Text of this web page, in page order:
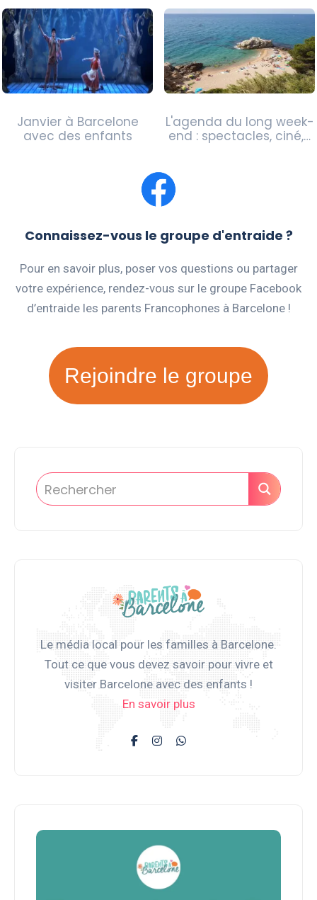
Janvier à Barcelone
avec des enfants
L'agenda du long week-
end : spectacles, ciné,…
Connaissez-vous le groupe d'entraide ?
Pour en savoir plus, poser vos questions ou partager
votre expérience, rendez-vous sur le groupe Facebook
d’entraide les parents Francophones à Barcelone !
Rejoindre le groupe
Le média local pour les familles à Barcelone.
Tout ce que vous devez savoir pour vivre et
visiter Barcelone avec des enfants !
En savoir plus